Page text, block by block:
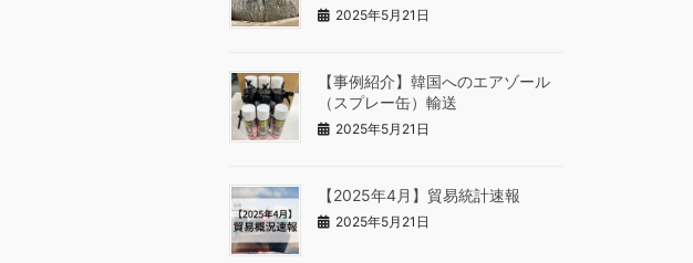
2025年5月21日
【事例紹介】韓国へのエアゾール
（スプレー缶）輸送
2025年5月21日
【2025年4月】貿易統計速報
2025年5月21日